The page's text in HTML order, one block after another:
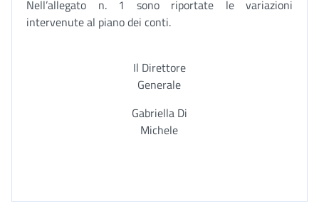
Nell’allegato n. 1 sono riportate le variazioni
intervenute al piano dei conti.
Il Direttore
Generale
Gabriella Di
Michele